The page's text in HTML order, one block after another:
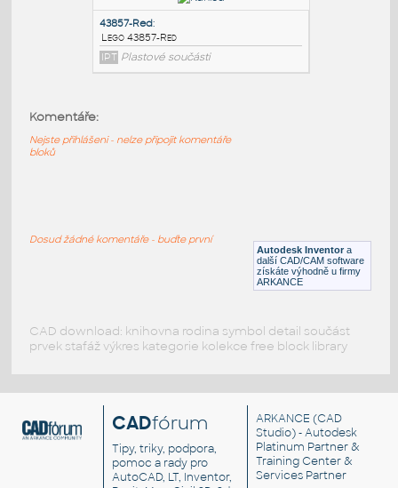
43857-LtBluishGray:
Lego 43857-LtBluishGray
IPT Plastové součásti
Lego 43857-Black
Lego 43857-Red
Autodesk Inventor a
další CAD/CAM software
získáte výhodně u firmy
ARKANCE
Komentáře:
Nejste přihlášeni - nelze připojit komentáře
bloků
Dosud žádné komentáře - buďte první
CAD download: knihovna rodina symbol detail součást
prvek stafáž výkres kategorie kolekce free block library
CADfórum
Tipy, triky, podpora,
pomoc a rady pro
AutoCAD, LT, Inventor,
ARKANCE (CAD
Studio) - Autodesk
Platinum Partner &
Training Center &
Services Partner